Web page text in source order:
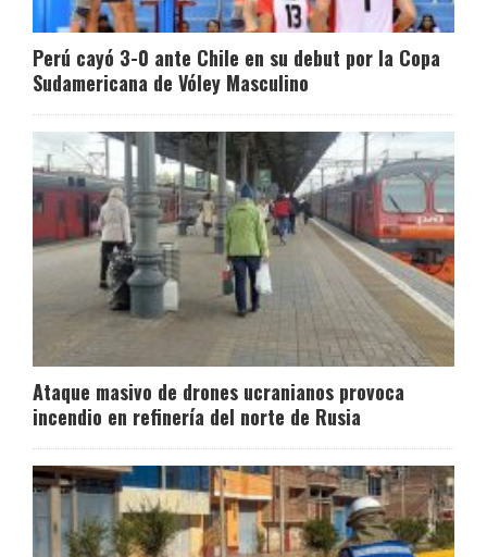
Perú cayó 3-0 ante Chile en su debut por la Copa
Sudamericana de Vóley Masculino
Ataque masivo de drones ucranianos provoca
incendio en refinería del norte de Rusia